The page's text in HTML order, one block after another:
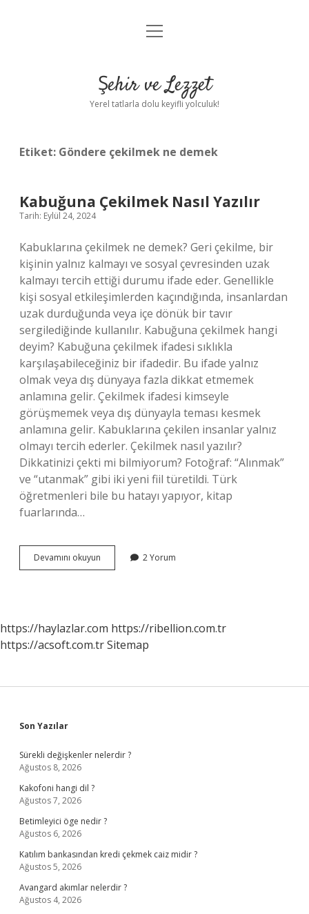
Anasayfa
Yasal Uyarı
menüyü
Şehir ve Lezzet
Yerel tatlarla dolu keyifli yolculuk!
Etiket: Göndere çekilmek ne demek
Kabuğuna Çekilmek Nasıl Yazılır
Tarih: Eylül 24, 2024
Kabuklarına çekilmek ne demek? Geri çekilme, bir
kişinin yalnız kalmayı ve sosyal çevresinden uzak
kalmayı tercih ettiği durumu ifade eder. Genellikle
kişi sosyal etkileşimlerden kaçındığında, insanlardan
uzak durduğunda veya içe dönük bir tavır
sergilediğinde kullanılır. Kabuğuna çekilmek hangi
deyim? Kabuğuna çekilmek ifadesi sıklıkla
karşılaşabileceğiniz bir ifadedir. Bu ifade yalnız
olmak veya dış dünyaya fazla dikkat etmemek
anlamına gelir. Çekilmek ifadesi kimseyle
görüşmemek veya dış dünyayla teması kesmek
anlamına gelir. Kabuklarına çekilen insanlar yalnız
olmayı tercih ederler. Çekilmek nasıl yazılır?
Dikkatinizi çekti mi bilmiyorum? Fotoğraf: “Alınmak”
ve “utanmak” gibi iki yeni fiil türetildi. Türk
öğretmenleri bile bu hatayı yapıyor, kitap
fuarlarında…
Devamını okuyun Kabuğuna
Çekilmek
2 Yorum
https://haylazlar.com https://ribellion.com.tr
https://acsoft.com.trSitemap
Sidebar
Son Yazılar
Sürekli değişkenler nelerdir ?
Ağustos 8, 2026
Kakofoni hangi dil ?
Ağustos 7, 2026
Betimleyici öge nedir ?
Ağustos 6, 2026
Katılım bankasından kredi çekmek caiz midir ?
Ağustos 5, 2026
Avangard akımlar nelerdir ?
Ağustos 4, 2026